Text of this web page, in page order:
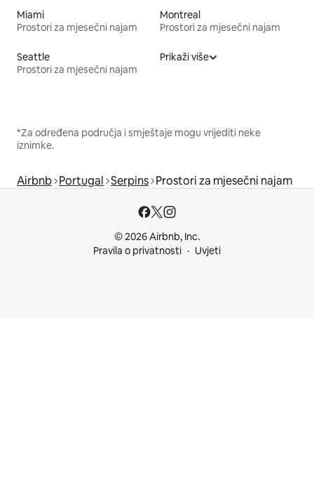
Miami
Prostori za mjesečni najam
Montreal
Prostori za mjesečni najam
Seattle
Prostori za mjesečni najam
Prikaži više
*Za određena područja i smještaje mogu vrijediti neke
iznimke.
Airbnb Portugal Serpins Prostori za mjesečni najam
© 2026 Airbnb, Inc.
Pravila o privatnosti
Uvjeti